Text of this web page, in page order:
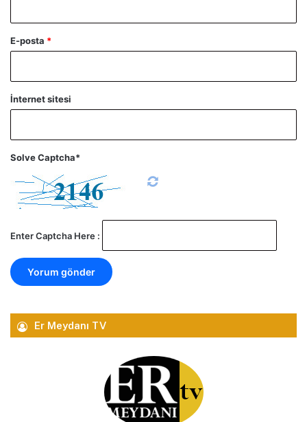
E-posta *
İnternet sitesi
Solve Captcha*
Enter Captcha Here :
Er Meydanı TV